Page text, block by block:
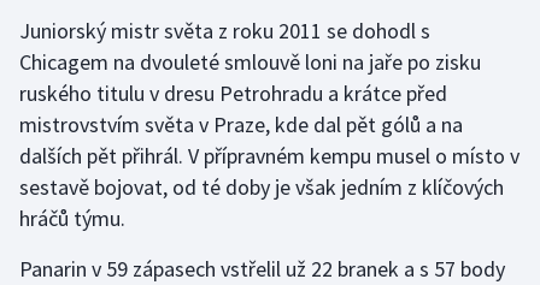
Jezdectví
Judo
Krasobruslení
Lezení
Lyže a snowboard
Juniorský mistr světa z roku 2011 se dohodl s
Chicagem na dvouleté smlouvě loni na jaře po zisku
ruského titulu v dresu Petrohradu a krátce před
mistrovstvím světa v Praze, kde dal pět gólů a na
dalších pět přihrál. V přípravném kempu musel o místo v
sestavě bojovat, od té doby je však jedním z klíčových
hráčů týmu.
Panarin v 59 zápasech vstřelil už 22 branek a s 57 body